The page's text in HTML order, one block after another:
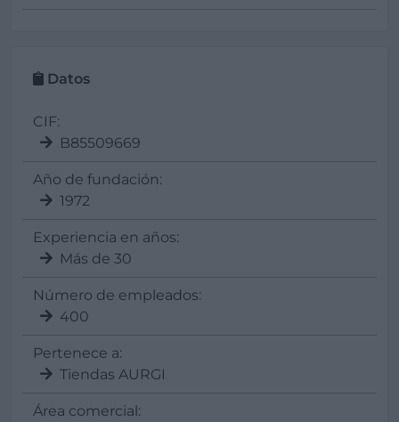
Datos
CIF:
B85509669
Año de fundación:
1972
Experiencia en años:
Más de 30
Número de empleados:
400
Pertenece a:
Tiendas AURGI
Área comercial: